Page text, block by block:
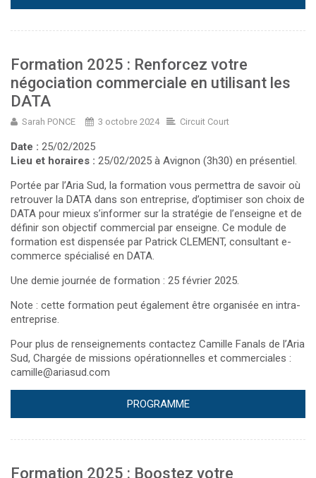
Formation 2025 : Renforcez votre
négociation commerciale en utilisant les
DATA
Sarah PONCE 3 octobre 2024 Circuit Court
Date : 25/02/2025
Lieu et horaires : 25/02/2025 à Avignon (3h30) en présentiel.
Portée par l’Aria Sud, la formation vous permettra de savoir où
retrouver la DATA dans son entreprise, d’optimiser son choix de
DATA pour mieux s’informer sur la stratégie de l’enseigne et de
définir son objectif commercial par enseigne. Ce module de
formation est dispensée par Patrick CLEMENT, consultant e-
commerce spécialisé en DATA.
Une demie journée de formation : 25 février 2025.
Note : cette formation peut également être organisée en intra-
entreprise.
Pour plus de renseignements contactez Camille Fanals de l’Aria
Sud, Chargée de missions opérationnelles et commerciales :
camille@ariasud.com
PROGRAMME
Formation 2025 : Boostez votre